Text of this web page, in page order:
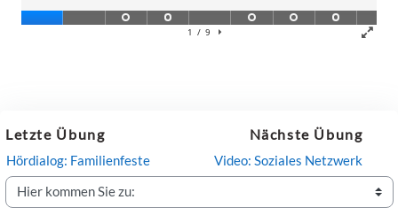
Letzte Übung
Hördialog: Familienfeste
Hier kommen Sie zu:
Nächste Übung
Video: Soziales Netzwerk